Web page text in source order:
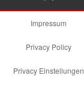
Impressum
Privacy Policy
Privacy Einstellungen